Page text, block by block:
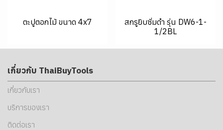
ตะปูตอกไม้ ขนาด 4x7
สกรูยิบซั่มดำ รุ่น DW6-1-
1/2BL
เกี่ยวกับ ThaiBuyTools
เกี่ยวกับเรา
บริการของเรา
ติดต่อเรา